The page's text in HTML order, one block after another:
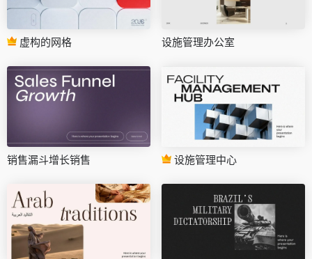
虚构的网格 设施管理办公室
销售漏斗增长销售 设施管理中心